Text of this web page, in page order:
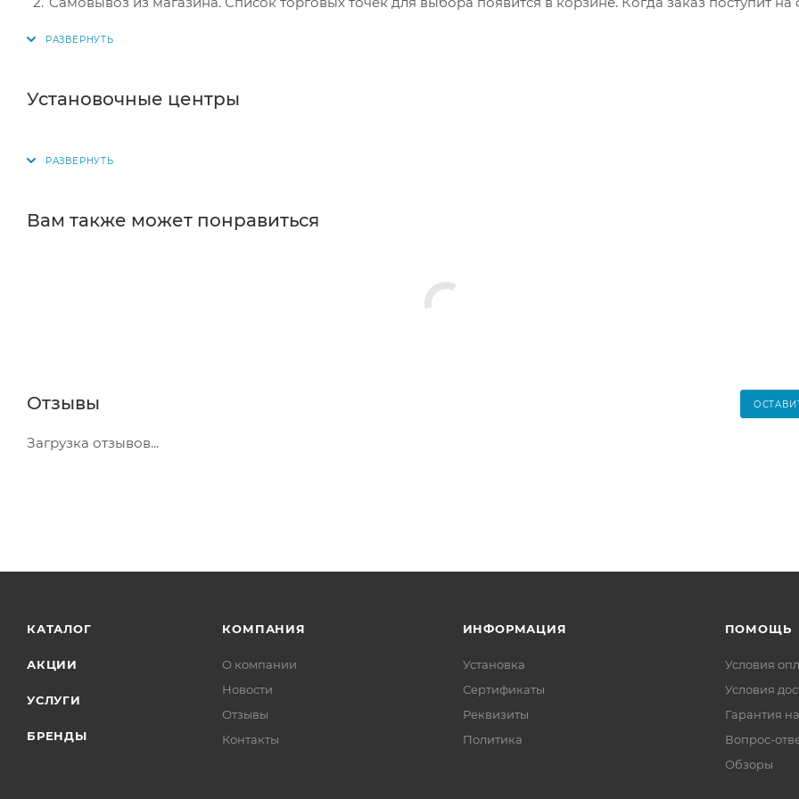
Почтовая доставка через почту России. Когда заказ придет в отделение, на ваш адрес придет извещение о
Установочные центры
Вам также может понравиться
Отзывы
Загрузка отзывов...
КАТАЛОГ
АКЦИИ
УСЛУГИ
БРЕНДЫ
КОМПАНИЯ
О компании
Новости
Отзывы
Контакты
ИНФОРМАЦИЯ
Установка
Сертификаты
Реквизиты
Политика
ПОМОЩЬ
Условия
Условия
Гарантия
Вопрос-
Обзоры